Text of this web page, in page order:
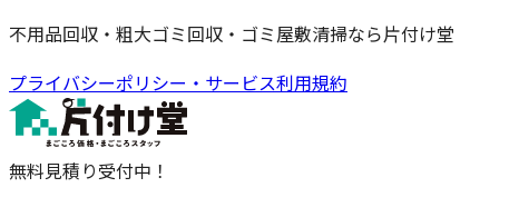
不用品回収・粗大ゴミ回収・ゴミ屋敷清掃なら片付け堂
プライバシーポリシー・サービス利用規約
無料見積り受付中！